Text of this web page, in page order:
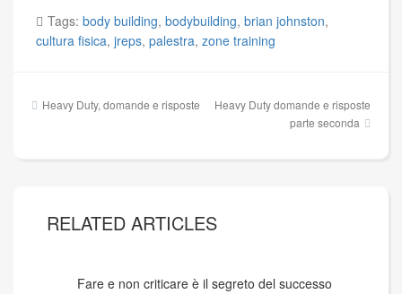
Tags: body building, bodybuilding, brian johnston,
cultura fisica, jreps, palestra, zone training
Navigazione
articoli
Heavy Duty, domande e risposte
Heavy Duty domande e risposte
parte seconda
RELATED ARTICLES
Fare e non criticare è il segreto del successo